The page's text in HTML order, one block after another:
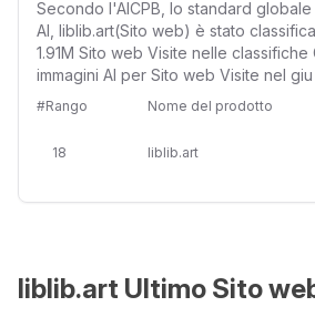
Secondo l'AICPB, lo standard
AI, liblib.art(Sito web) è stato
1.91M Sito web Visite nelle
immagini AI per Sito web Visite nel
#Rango Nome del prodotto
18 liblib.art
liblib.art Ultimo Sito